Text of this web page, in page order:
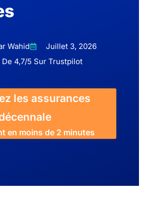
Wahid
Juillet 3, 2026
De 4,7/5 Sur Trustpilot
les assurances
en moins de 2 minutes